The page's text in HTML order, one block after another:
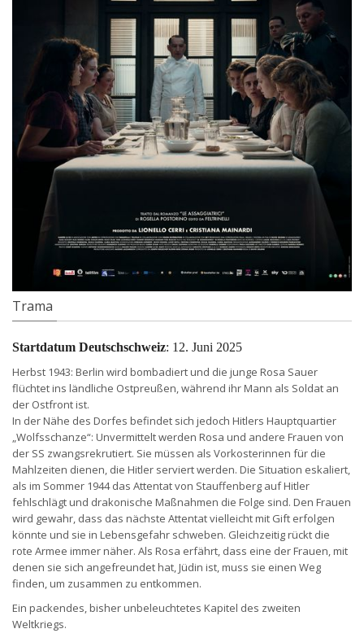
Trama
Startdatum Deutschschweiz: 12. Juni 2025
Herbst 1943: Berlin wird bombadiert und die junge Rosa Sauer
flüchtet ins ländliche Ostpreußen, während ihr Mann als Soldat an
der Ostfront ist.
In der Nähe des Dorfes befindet sich jedoch Hitlers Hauptquartier
„Wolfsschanze“: Unvermittelt werden Rosa und andere Frauen von
der SS zwangsrekrutiert. Sie müssen als Vorkosterinnen für die
Mahlzeiten dienen, die Hitler serviert werden. Die Situation eskaliert,
als im Sommer 1944 das Attentat von Stauffenberg auf Hitler
fehlschlägt und drakonische Maßnahmen die Folge sind. Den Frauen
wird gewahr, dass das nächste Attentat vielleicht mit Gift erfolgen
könnte und sie in Lebensgefahr schweben. Gleichzeitig rückt die
rote Armee immer näher. Als Rosa erfährt, dass eine der Frauen, mit
denen sie sich angefreundet hat, Jüdin ist, muss sie einen Weg
finden, um zusammen zu entkommen.
Ein packendes, bisher unbeleuchtetes Kapitel des zweiten
Weltkriegs.